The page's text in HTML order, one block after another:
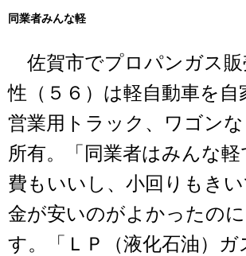
同業者みんな軽
佐賀市でプロパンガス販
性（５６）は軽自動車を自
営業用トラック、ワゴン
所有。「同業者はみんな
費もいいし、小回りもき
金が安いのがよかったの
す。「ＬＰ（液化石油）ガ